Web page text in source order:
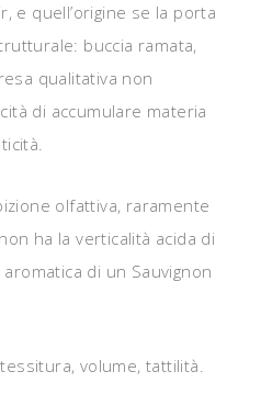
e quell’origine se la porta
buccia ramata,
qualitativa non
di accumulare materia
olfattiva, raramente
ha la verticalità acida di
di un Sauvignon
volume, tattilità.